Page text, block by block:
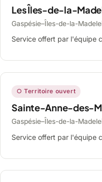
Les Îles-de-la-
Gaspésie–Îles-de-la-
Service offert par l'équipe
○ Territoire ouvert
Sainte-Anne-des-
Gaspésie–Îles-de-la-
Service offert par l'équipe